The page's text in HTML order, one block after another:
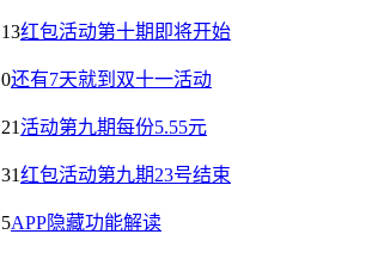
13红包活动第十期即将开始
0还有7天就到双十一活动
21活动第九期每份5.55元
31红包活动第九期23号结束
5APP隐藏功能解读